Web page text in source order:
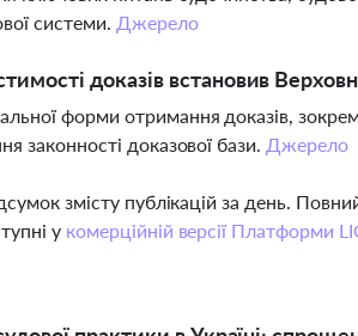
системи. Джерело
доказів встановив
форми отримання доказів,
законності доказової бази. Джерело
змісту публікацій за день.
у комерційній версії Платформи